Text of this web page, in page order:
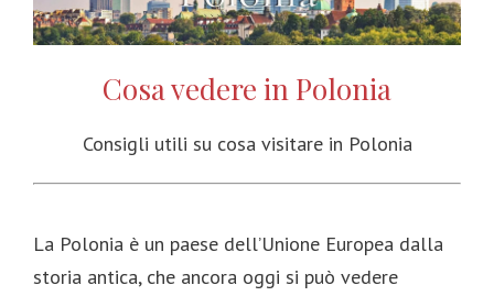
Cosa vedere in Polonia
Consigli utili su cosa visitare in Polonia
La Polonia è un paese dell’Unione Europea dalla
storia antica, che ancora oggi si può vedere